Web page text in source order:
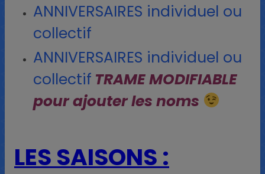
ANNIVERSAIRES individuel ou
collectif
ANNIVERSAIRES individuel ou
collectif TRAME MODIFIABLE
pour ajouter les noms
LES SAISONS :